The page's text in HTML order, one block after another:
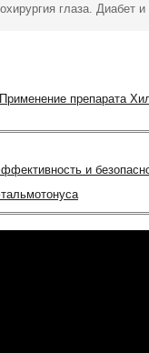
глаза. Диабет и
Применение препарата
и